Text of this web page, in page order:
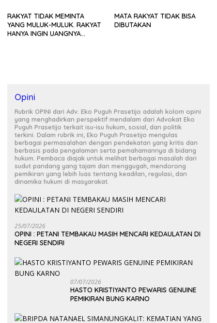
RAKYAT TIDAK MEMINTA
YANG MULUK-MULUK. RAKYAT
HANYA INGIN UANGNYA
MATA RAKYAT TIDAK BISA
DIBUTAKAN
Opini
Rubrik OPINI dari Adv. Eko Puguh Prasetijo adalah kolom opini
yang menghadirkan perspektif mendalam dari Advokat Eko
Puguh Prasetijo terkait isu-isu hukum, sosial, dan politik
terkini. Dalam rubrik ini, Eko Puguh Prasetijo mengulas
berbagai permasalahan dengan pendekatan yang kritis dan
berbasis pada pengalaman serta pemahamannya di bidang
hukum. Pembaca diajak untuk melihat berbagai masalah dari
sudut pandang yang tajam dan menggugah, mendorong
pemikiran yang lebih luas tentang keadilan, regulasi, dan
dinamika hukum di masyarakat.
25/07/2026
OPINI : PETANI TEMBAKAU MASIH MENCARI KEDAULATAN DI
NEGERI SENDIRI
07/07/2026
HASTO KRISTIYANTO PEWARIS GENUINE
PEMIKIRAN BUNG KARNO